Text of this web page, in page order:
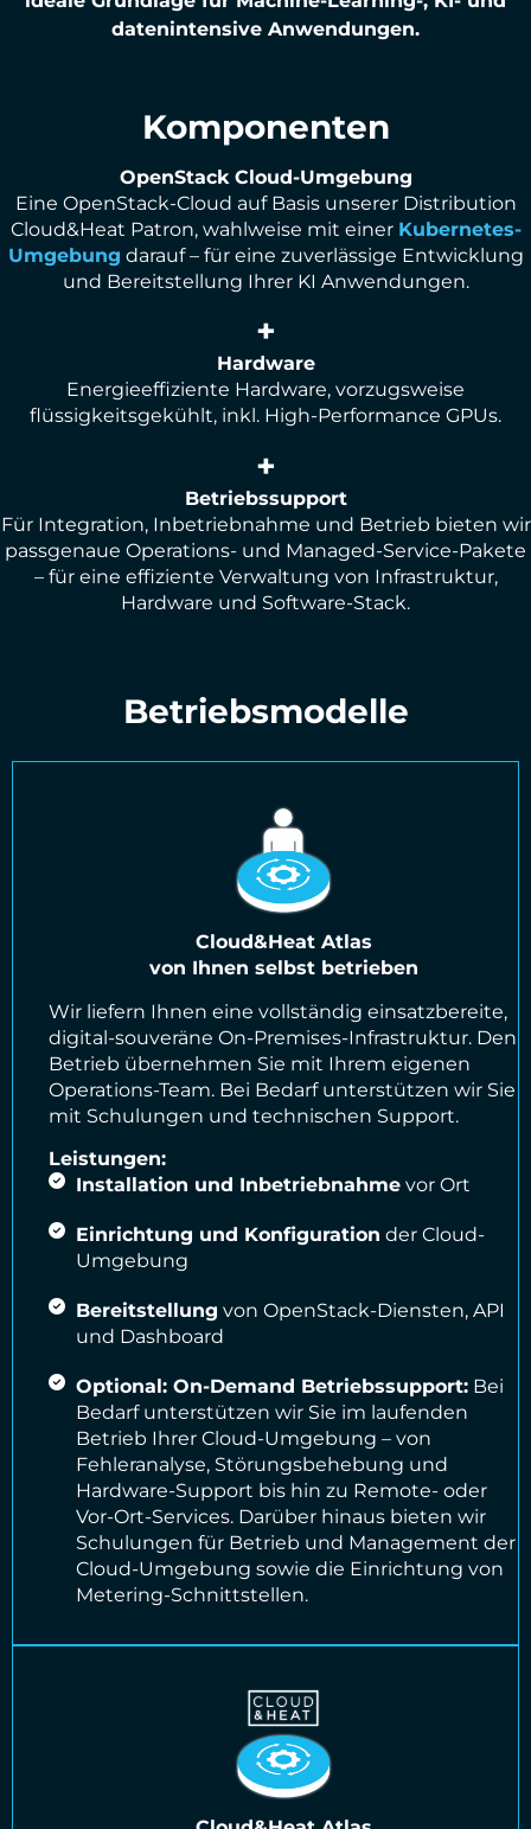
datenintensive Anwendungen.
Komponenten
OpenStack Cloud-Umgebung
Eine OpenStack-Cloud auf Basis unserer Distribution
Cloud&Heat Patron, wahlweise mit einer Kubernetes-
Umgebung darauf – für eine zuverlässige Entwicklung
und Bereitstellung Ihrer KI Anwendungen.
+
Hardware
Energieeffiziente Hardware, vorzugsweise
flüssigkeitsgekühlt, inkl. High-Performance GPUs.
+
Betriebssupport
Für Integration, Inbetriebnahme und Betrieb bieten wir
passgenaue Operations- und Managed-Service-Pakete
– für eine effiziente Verwaltung von Infrastruktur,
Hardware und Software-Stack.
Betriebsmodelle
Cloud&Heat Atlas
von Ihnen selbst betrieben
Wir liefern Ihnen eine vollständig einsatzbereite,
digital-souveräne On-Premises-Infrastruktur. Den
Betrieb übernehmen Sie mit Ihrem eigenen
Operations-Team. Bei Bedarf unterstützen wir Sie
mit Schulungen und technischen Support.
Leistungen:
Installation und Inbetriebnahmevor Ort
Einrichtung und Konfiguration der Cloud-
Umgebung
Bereitstellung von OpenStack-Diensten, API
und Dashboard
Optional: On-Demand Betriebssupport:Bei
Bedarf unterstützen wir Sie im laufenden
Betrieb Ihrer Cloud-Umgebung – von
Fehleranalyse, Störungsbehebung und
Hardware-Support bis hin zu Remote- oder
Vor-Ort-Services. Darüber hinaus bieten wir
Schulungen für Betrieb und Management der
Cloud-Umgebung sowie die Einrichtung von
Metering-Schnittstellen.